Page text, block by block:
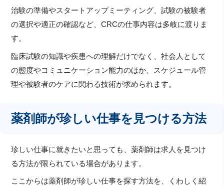
治験の準備やスタートアップミーティング、試験の被験者
の選択や適正の確認など、CRCの仕事内容は多岐に渡りま
す。
臨床試験の知識や疾患への理解だけでなく、社会人として
の態度やコミュニケーション能力のほか、スケジュール管
理や被験者のケアに関わる技術が求められます。
薬剤師が珍しい仕事を見つける方法
珍しい仕事に就きたいと思っても、薬剤師は求人を見つけ
る方法が限られている場合があります。
ここからは薬剤師が珍しい仕事を探す方法を、くわしく紹